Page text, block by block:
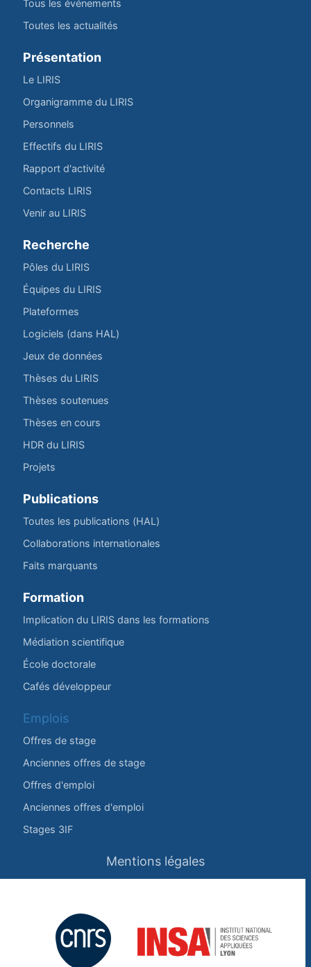
Tous les événements
Toutes les actualités
Présentation
Le LIRIS
Organigramme du LIRIS
Personnels
Effectifs du LIRIS
Rapport d'activité
Contacts LIRIS
Venir au LIRIS
Recherche
Pôles du LIRIS
Équipes du LIRIS
Plateformes
Logiciels (dans HAL)
Jeux de données
Thèses du LIRIS
Thèses soutenues
Thèses en cours
HDR du LIRIS
Projets
Publications
Toutes les publications (HAL)
Collaborations internationales
Faits marquants
Formation
Implication du LIRIS dans les formations
Médiation scientifique
École doctorale
Cafés développeur
Emplois
Offres de stage
Anciennes offres de stage
Offres d'emploi
Anciennes offres d'emploi
Stages 3IF
Mentions légales